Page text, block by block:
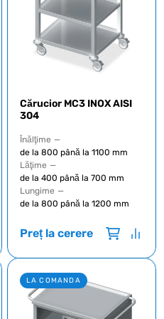
Cărucior MC3 INOX AISI
304
Înălţime —
de la 800 până la 1100 mm
Lăţime —
de la 400 până la 700 mm
Lungime —
de la 800 până la 1200 mm
Preț la cerere
LA COMANDA